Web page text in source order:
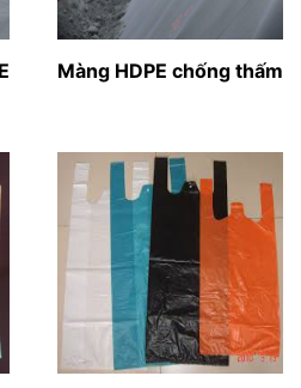
Màng HDPE chống thấm